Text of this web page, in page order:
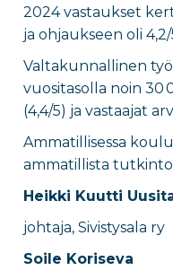
2024 vastaukset
ja ohjaukseen oli
Valtakunnallinen
vuositasolla noin 30
(4,4/5) ja vastaajat
Ammatillisessa
ammatillista
Heikki Kuutti
johtaja, Sivistysala ry
Soile Koriseva